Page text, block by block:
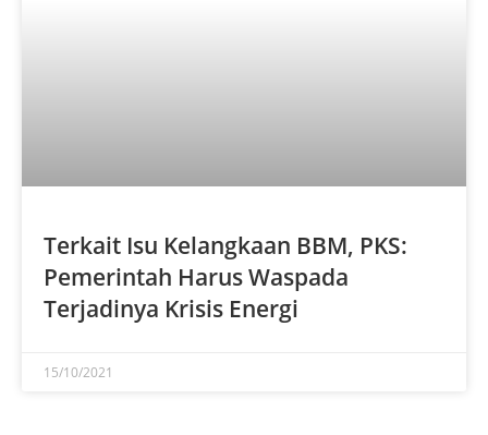
Terkait Isu Kelangkaan BBM, PKS:
Pemerintah Harus Waspada
Terjadinya Krisis Energi
15/10/2021